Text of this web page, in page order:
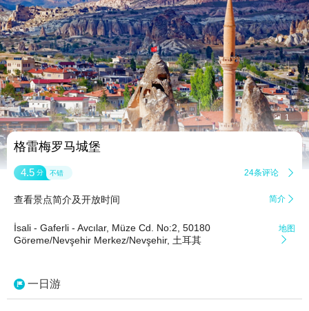
 1
格雷梅罗马城堡
4.5 分 不错 24条评论 
查看景点简介及开放时间 简介 
İsali - Gaferli - Avcılar, Müze Cd. No:2, 50180
Göreme/Nevşehir Merkez/Nevşehir, 土耳其
地图

一日游
